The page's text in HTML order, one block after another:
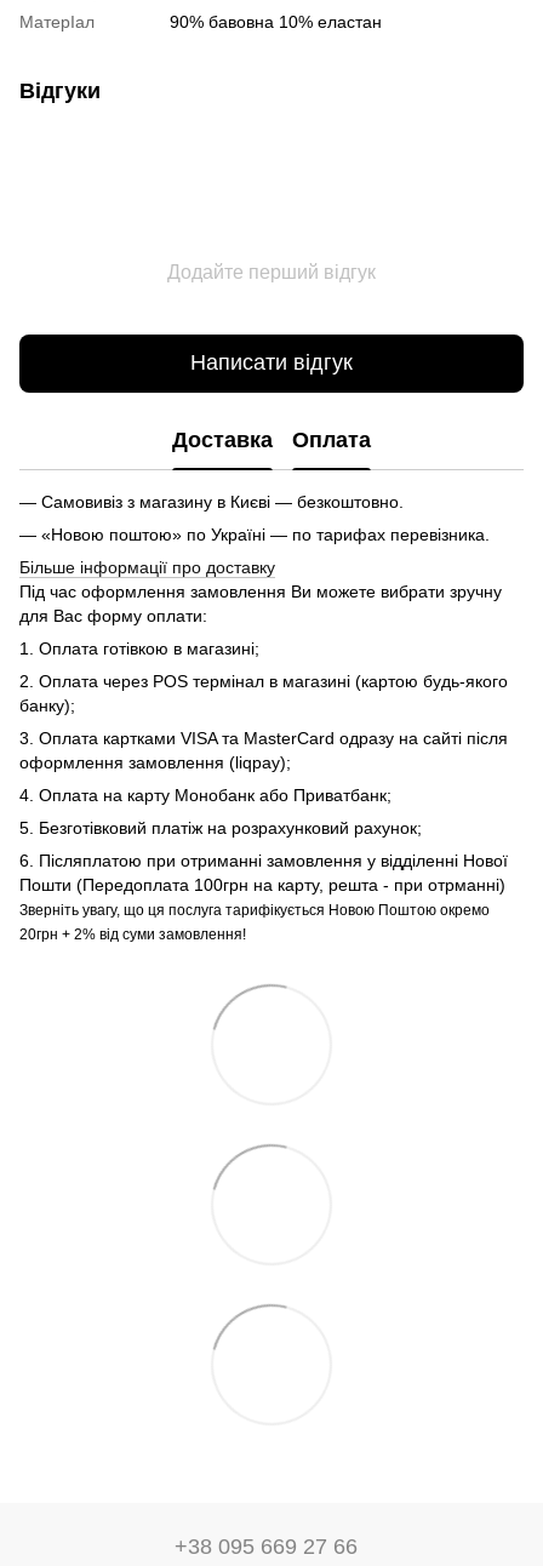
МатерІал 90% бавовна 10% еластан
Відгуки
Додайте перший відгук
Написати відгук
Доставка Оплата
— Самовивіз з магазину в Києві — безкоштовно.
— «Новою поштою» по Україні — по тарифах перевізника.
Більше інформації про доставку
Під час оформлення замовлення Ви можете вибрати зручну
для Вас форму оплати:
1. Оплата готівкою в магазині;
2. Оплата через POS термінал в магазині (картою будь-якого
банку);
3. Оплата картками VISA та MasterCard одразу на сайті після
оформлення замовлення (liqpay);
4. Оплата на карту Монобанк або Приватбанк;
5. Безготівковий платіж на розрахунковий рахунок;
6. Післяплатою при отриманні замовлення у відділенні Нової
Пошти (Передоплата 100грн на карту, решта - при отрманні)
Зверніть увагу, що ця послуга тарифікується Новою Поштою окремо
20грн + 2% від суми замовлення!
+38 095 669 27 66